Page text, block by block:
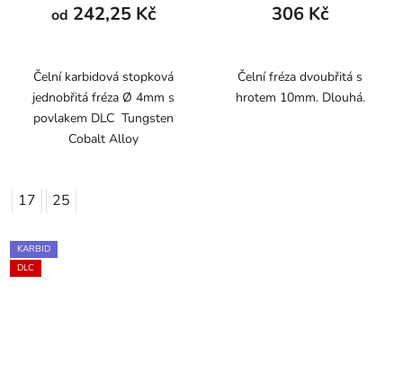
od 242,25 Kč
Čelní karbidová stopková
jednobřitá fréza Ø 4mm s
povlakem DLC Tungsten
Cobalt Alloy
17 25
306 Kč
Čelní fréza dvoubřitá s
hrotem 10mm. Dlouhá.
KARBID
DLC